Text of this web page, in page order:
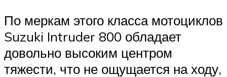
По меркам этого класса мотоциклов
Suzuki Intruder 800 обладает
довольно высоким центром
тяжести, что не ощущается на ходу,